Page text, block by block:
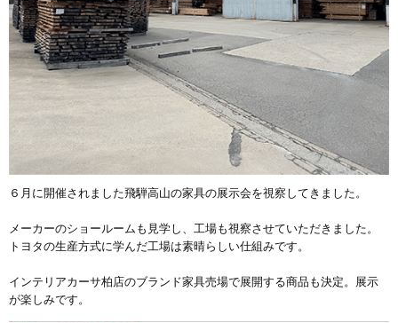
６月に開催されました飛騨高山の家具の展示会を視察してきました。
メーカーのショールームも見学し、工場も視察させていただきました。
トヨタの生産方式に学んだ工場は素晴らしい仕組みです。
インテリアカーサ柏店のブランド家具売場で展開する商品も決定。展示
が楽しみです。